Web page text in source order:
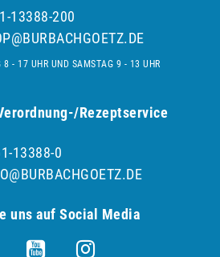
13388-200
8 - 17 UHR UND SAMSTAG 9 - 13 UHR
Rezeptservice
13388-0
uns auf Social Media